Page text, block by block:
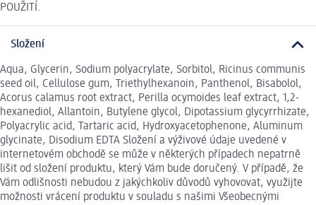
POUŽITÍ.
Složení
Aqua, Glycerin, Sodium polyacrylate, Sorbitol, Ricinus communis
seed oil, Cellulose gum, Triethylhexanoin, Panthenol, Bisabolol,
Acorus calamus root extract, Perilla ocymoides leaf extract, 1,2-
hexanediol, Allantoin, Butylene glycol, Dipotassium glycyrrhizate,
Polyacrylic acid, Tartaric acid, Hydroxyacetophenone, Aluminum
glycinate, Disodium EDTA Složení a výživové údaje uvedené v
internetovém obchodě se může v některých případech nepatrně
lišit od složení produktu, který Vám bude doručený. V případě, že
Vám odlišnosti nebudou z jakýchkoliv důvodů vyhovovat, využijte
možnosti vrácení produktu v souladu s našimi Všeobecnými